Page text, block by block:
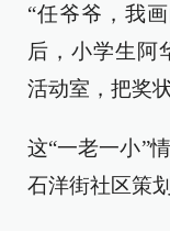
“任爷爷，我
后，小学生阿
活动室，把奖
这“一老一小”
石洋街社区策